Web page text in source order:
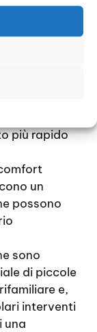
riscaldante,
più rapido
un
possono
sono
di piccole
e,
interventi
una